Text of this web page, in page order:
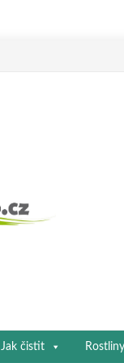
Jak čistit Rostliny